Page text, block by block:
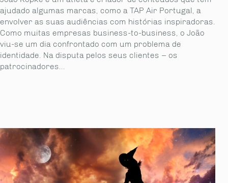
ajudado algumas marcas, como a TAP Air Portugal, a
envolver as suas audiências com histórias inspiradoras.
Como muitas empresas business-to-business, o João
viu-se um dia confrontado com um problema de
identidade. Na disputa pelos seus clientes – os
patrocinadores...